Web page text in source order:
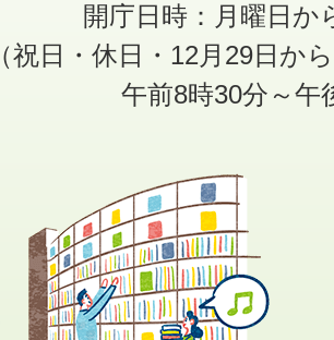
開庁日時：月曜日か
（祝日・休日・12月29日か
午前8時30分～午